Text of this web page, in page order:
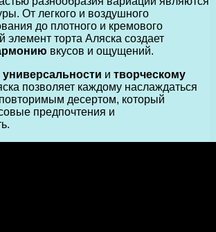
От легкого и воздушного
до плотного и кремового
элемент торта Аляска создает
вкусов и ощущений.
универсальности и творческому
позволяет каждому наслаждаться
десертом, который
предпочтения и